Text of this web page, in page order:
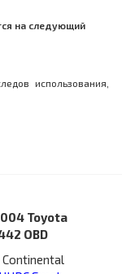
на следующий
использования,
Toyota
OBD
Continental